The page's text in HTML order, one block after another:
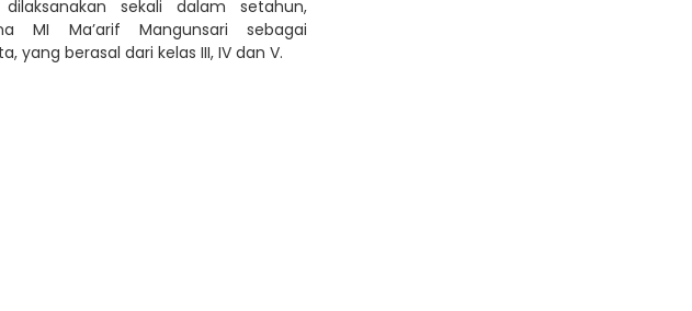
sekali dalam setahun,
MI Ma’arif Mangunsari sebagai
yang berasal dari kelas III, IV dan V.